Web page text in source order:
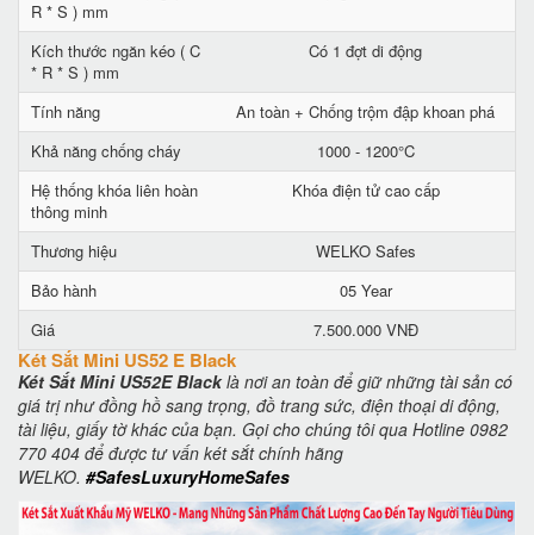
R * S ) mm
Kích thước ngăn kéo ( C
* R * S ) mm
Có 1 đợt di động
Tính năng
An toàn + Chống trộm đập khoan phá
Khả năng chống cháy
1000 - 1200°C
Hệ thống khóa liên hoàn
thông minh
Khóa điện tử cao cấp
Thương hiệu
WELKO Safes
Bảo hành
05 Year
Giá
7.500.000 VNĐ
Két Sắt Mini US52 E Black
Két Sắt Mini US52E Blacklà nơi an toàn để giữ những tài sản có
giá trị như đồng hồ sang trọng, đồ trang sức, điện thoại di động,
tài liệu, giấy tờ khác của bạn. Gọi cho chúng tôi qua Hotline 0982
770 404 để được tư vấn két sắt chính hãng
WELKO. #SafesLuxuryHomeSafes